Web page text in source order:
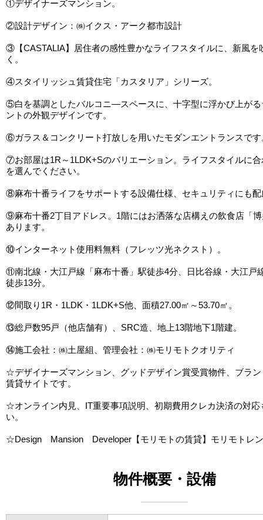
①デザイナーズマンション。
②設計デザイン：㈱イクス・アーク都市設計
③【CASTALIA】居住者の感性豊かなライフスタイルに、新風を
く。
④スタイリッシュ賃貸住宅「カスタリア」シリーズ。
⑤白を基調としたバルコニ―スペースに、十字型に浮かび上がる
ントの外観デザインです。
⑥ガラス＆コンクリート打放しを用いたモダンエントランスです
⑦お部屋は1R～1LDK+Sのバリエーション。ライフスタイルに
を選んでください。
⑧麻布十番ライフをサポートする設備仕様、セキュリティにも
⑨麻布十番2丁目アドレス。1階にはお洒落な店構えの飲食店「
あります。
⑩インターネット使用料無料（フレッツ光ネクスト）。
⑪南北線・大江戸線「麻布十番」駅徒歩4分、日比谷線・大江戸
徒歩13分。
⑫間取り1R・1LDK・1LDK+S他、面積27.00㎡～53.70㎡。
⑬総戸数95戸（他店舗有）、SRC造、地上13階地下1階建。
⑭施工会社：㈱土屋組、管理会社：㈱モリモトクオリティ
☆デザイナーズマンション、グッドデザイン賞受賞物件、ブラ
賃貸サイトです。
☆オンライン内見、IT重要事項説明、初期費用クレカ決済の対応
い。
☆Design Mansion Developer【モリモトの賃貸】モリモトレ
物件概要・設備